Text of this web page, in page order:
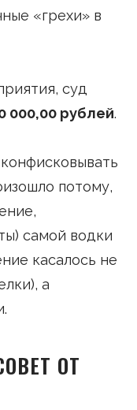
«грехи» в
суд
000,00 рублей.
потому,
самой водки
касалось не
а
ОТ